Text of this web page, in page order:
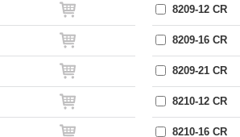
8209-12 CR
8209-16 CR
8209-21 CR
8210-12 CR
8210-16 CR